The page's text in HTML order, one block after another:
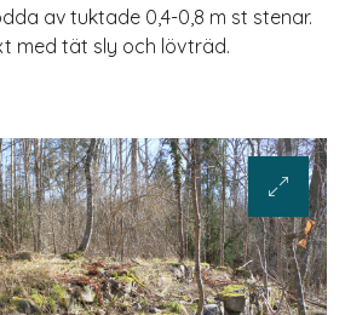
av tuktade 0,4-0,8 m st stenar.
med tät sly och lövträd.